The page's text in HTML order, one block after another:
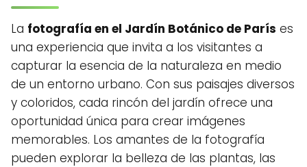
La fotografía en el Jardín Botánico de París es
una experiencia que invita a los visitantes a
capturar la esencia de la naturaleza en medio
de un entorno urbano. Con sus paisajes diversos
y coloridos, cada rincón del jardín ofrece una
oportunidad única para crear imágenes
memorables. Los amantes de la fotografía
pueden explorar la belleza de las plantas, las